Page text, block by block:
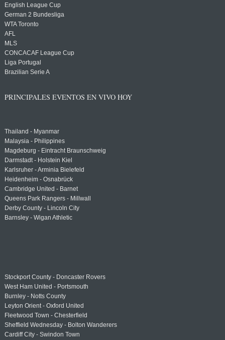
English League Cup
German 2 Bundesliga
WTA Toronto
AFL
MLS
CONCACAF League Cup
Liga Portugal
Brazilian Serie A
PRINCIPALES EVENTOS EN VIVO HOY
Thailand - Myanmar
Malaysia - Philippines
Magdeburg - Eintracht Braunschweig
Darmstadt - Holstein Kiel
Karlsruher - Arminia Bielefeld
Heidenheim - Osnabrück
Cambridge United - Barnet
Queens Park Rangers - Millwall
Derby County - Lincoln City
Barnsley - Wigan Athletic
Stockport County - Doncaster Rovers
West Ham United - Portsmouth
Burnley - Notts County
Leyton Orient - Oxford United
Fleetwood Town - Chesterfield
Sheffield Wednesday - Bolton Wanderers
Cardiff City - Swindon Town